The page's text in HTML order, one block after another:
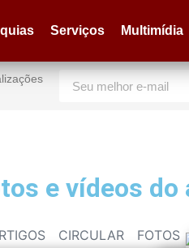
Serviços Multimídia
e vídeos do
CIRCULAR FOTOS